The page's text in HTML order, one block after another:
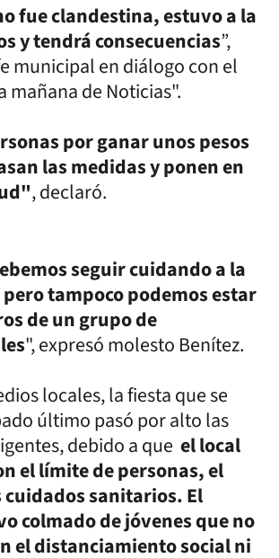
fue clandestina, estuvo a la
y tendrá consecuencias”,
municipal en diálogo con el
mañana de Noticias".
por ganar unos pesos
las medidas y ponen en
, declaró.
seguir cuidando a la
tampoco podemos estar
de un grupo de
", expresó molesto Benítez.
locales, la fiesta que se
último pasó por alto las
debido a que el local
el límite de personas, el
sanitarios. El
colmado de jóvenes que no
el distanciamiento social ni